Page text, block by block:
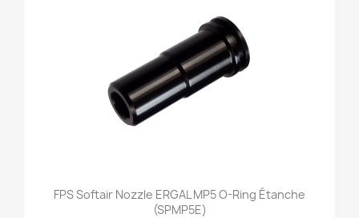
FPS Softair Nozzle ERGAL MP5 O-Ring Étanche
(SPMP5E)